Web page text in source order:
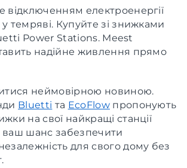
відключенням електроенергії
темряві. Купуйте зі знижками
Power Stations. Meest
надійне живлення прямо
неймовірною новиною.
Bluetti та EcoFlowпропонують
на свої найкращі станції
шанс забезпечити
для свого дому без